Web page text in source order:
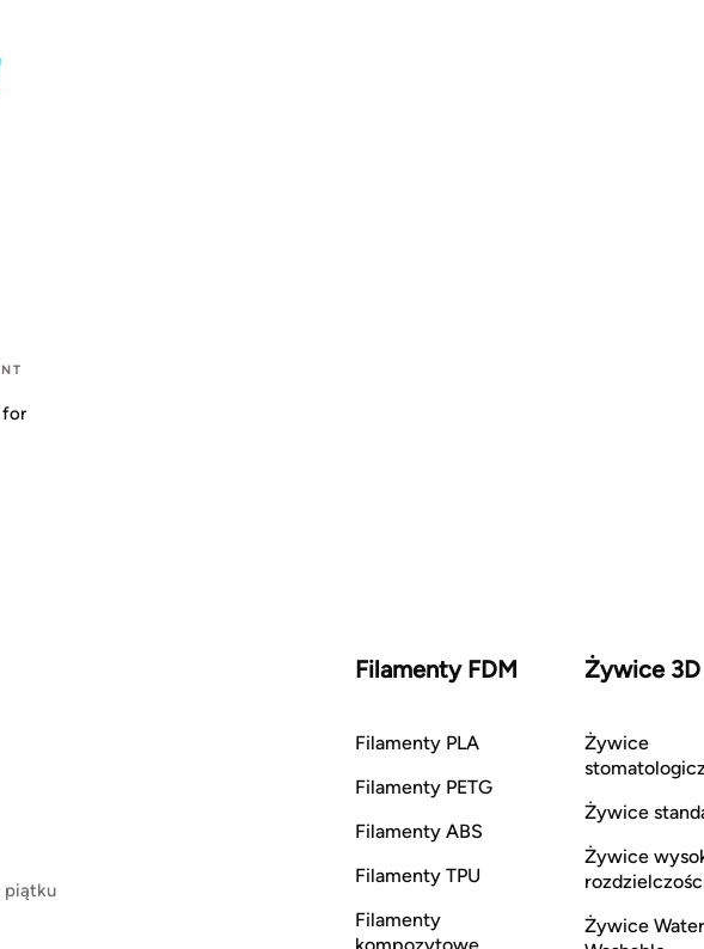
for
piątku
Filamenty FDM
Filamenty PLA
Filamenty PETG
Filamenty ABS
Filamenty TPU
Filamenty
Żywice 3D
Żywice
Żywice
Żywice
Żywice Water